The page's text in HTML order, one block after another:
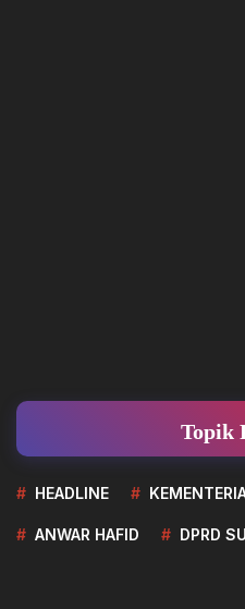
Topik
HEADLINE
ANWAR HAFID DPRD